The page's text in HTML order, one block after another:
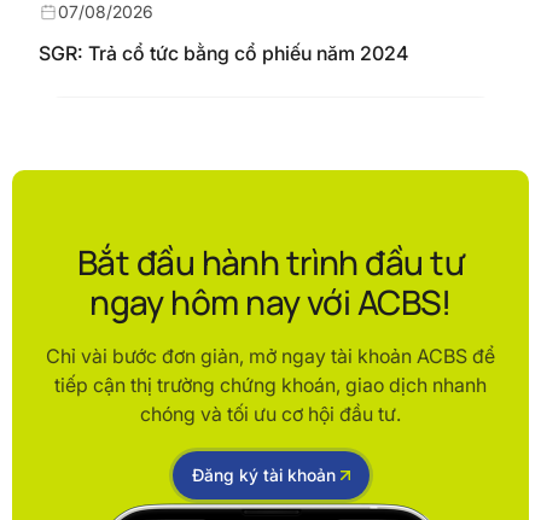
SGR: Trả cổ tức bằng cổ phiếu năm 2024
07/08/2026
Bắt đầu hành trình đầu tư
ngay hôm nay với ACBS!
Chỉ vài bước đơn giản, mở ngay tài khoản ACBS để
tiếp cận thị trường chứng khoán, giao dịch nhanh
chóng và tối ưu cơ hội đầu tư.
Đăng ký tài khoản